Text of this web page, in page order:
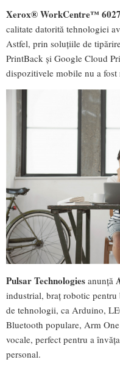
Xerox® WorkCentre™ 6027
calitate datorită tehnologiei
Astfel, prin soluțiile de
PrintBack și Google Cloud
dispozitivele mobile nu a
Pulsar Technologies anunță
industrial, braț robotic
de tehnologii, ca Arduino,
Bluetooth populare, Arm
vocale, perfect pentru a
personal.